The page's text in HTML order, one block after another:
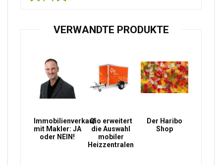
VERWANDTE PRODUKTE
Immobilienverkauf
mit Makler: JA
oder NEIN!
Qio erweitert
die Auswahl
mobiler
Heizzentralen
Der Haribo
Shop